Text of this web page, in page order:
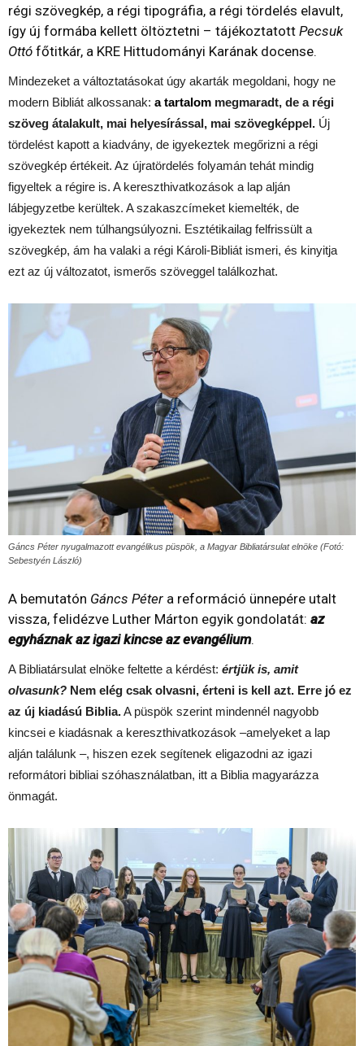
régi szövegkép, a régi tipográfia, a régi tördelés elavult,
így új formába kellett öltöztetni – tájékoztatott Pecsuk
Ottó főtitkár, a KRE Hittudományi Karának docense.
Mindezeket a változtatásokat úgy akarták megoldani, hogy ne
modern Bibliát alkossanak: atartalom megmaradt, de a régi
szöveg átalakult, mai helyesírással, mai szövegképpel. Új
tördelést kapott a kiadvány, de igyekeztek megőrizni a régi
szövegkép értékeit. Az újratördelés folyamán tehát mindig
figyeltek a régire is. A kereszthivatkozások a lap alján
lábjegyzetbe kerültek. A szakaszcímeket kiemelték, de
igyekeztek nem túlhangsúlyozni. Esztétikailag felfrissült a
szövegkép, ám ha valaki a régi Károli-Bibliát ismeri, és kinyitja
ezt az új változatot, ismerős szöveggel találkozhat.
Gáncs Péter nyugalmazott evangélikus püspök, a Magyar Bibliatársulat elnöke (Fotó:
Sebestyén László)
A bemutatón Gáncs Péter a reformáció ünnepére utalt
vissza, felidézve Luther Márton egyik gondolatát: az
egyháznak az igazi kincse az evangélium.
A Bibliatársulat elnöke feltette a kérdést: értjük is, amit
olvasunk? Nem elég csak olvasni, érteni is kell azt. Erre jó ez
az új kiadású Biblia.A püspök szerint mindennél nagyobb
kincsei e kiadásnak a kereszthivatkozások –amelyeket a lap
alján találunk –, hiszen ezek segítenek eligazodni az igazi
reformátori bibliai szóhasználatban, itt a Biblia magyarázza
önmagát.